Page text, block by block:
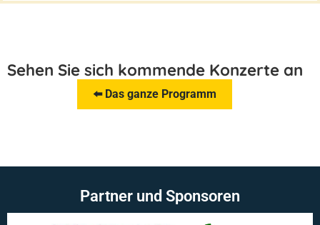
Sehen Sie sich kommende Konzerte an
⬅️ Das ganze Programm
Partner und Sponsoren